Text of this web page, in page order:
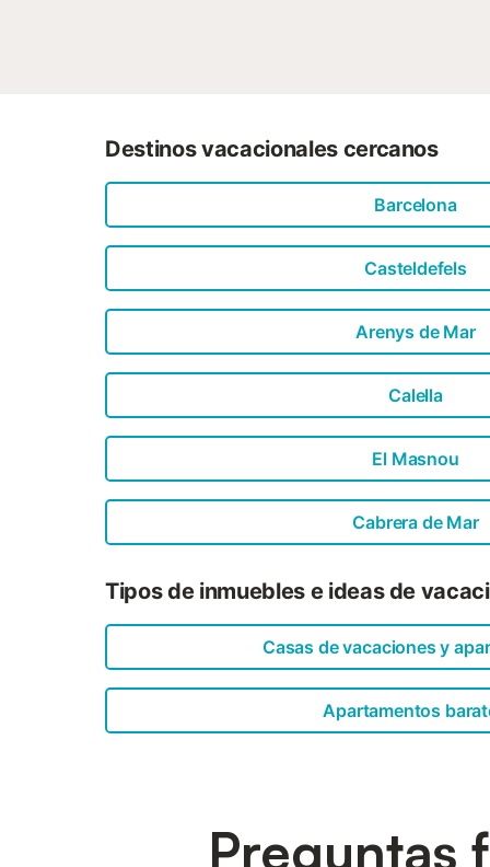
Destinos vacacionales cercanos
Barcelona
Casteldefels
Arenys de Mar
Calella
El Masnou
Cabrera de Mar
Tipos de inmuebles e ideas de
Casas de vacaciones y
Apartamentos
Preguntas